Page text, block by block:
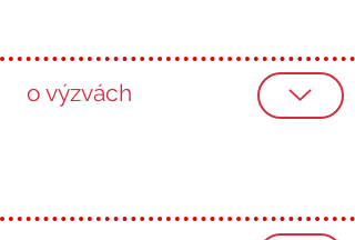
o výzvách